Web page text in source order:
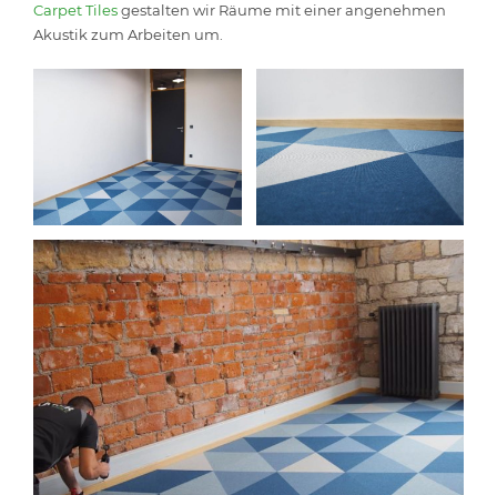
Carpet Tilesgestalten wir Räume mit einer angenehmen
Akustik zum Arbeiten um.